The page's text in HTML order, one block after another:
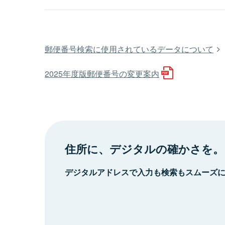
郵便番号検索に使用されているデータについて
2025年度版郵便番号の変更案内
住所に、デジタルの確かさを。
デジタルアドレスで入力も検索もスムーズ